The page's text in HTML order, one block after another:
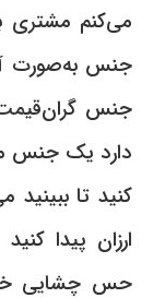
می‌کنم مشتری
جنس به‌صورت
جنس
دارد یک جنس
کنید تا
ارزان پیدا
حس چشایی